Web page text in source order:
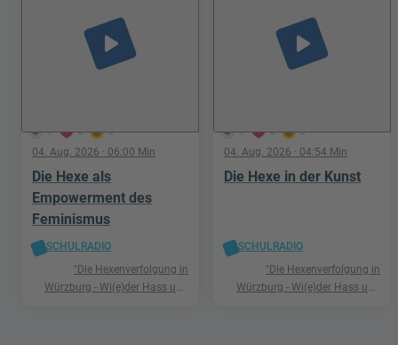
1 0 0
play_arrow
04. Aug. 2026 · 06:00 Min
Die Hexe als
Empowerment des
Feminismus
SCHULRADIO
"Die Hexenverfolgung in
Würzburg - Wi(e)der Hass und
1 0 0
play_arrow
04. Aug. 2026 · 04:54 Min
Die Hexe in der Kunst
SCHULRADIO
"Die Hexenverfolgung in
Würzburg - Wi(e)der Hass und